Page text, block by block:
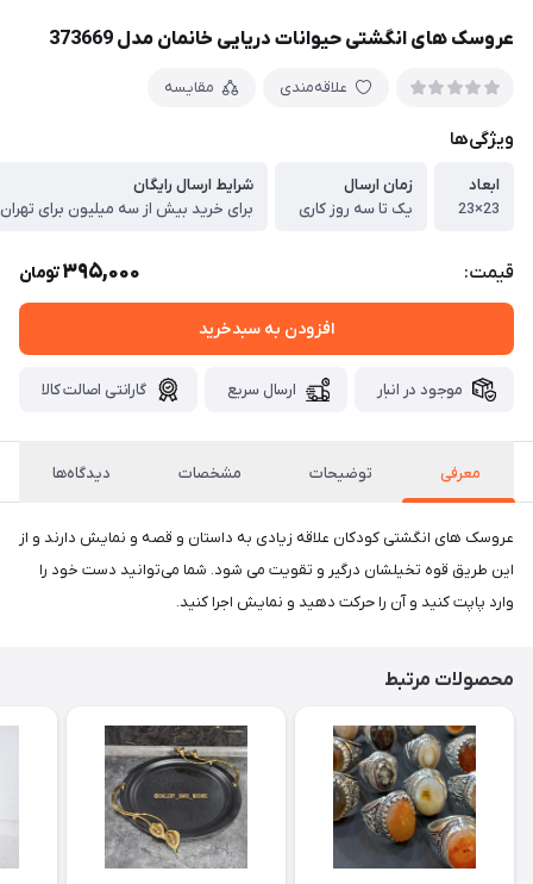
عروسک های انگشتی حیوانات دریایی خانمان مدل 373669
علاقه‌مندی مقایسه
ویژگی‌ها
ابعاد
23×23
زمان ارسال
یک تا سه روز کاری
شرایط ارسال رایگان
برای خرید بیش از سه میلیون برای تهران
قیمت: 395,000تومان
افزودن به سبدخرید
موجود در انبار ارسال سریع گارانتی اصالت کالا
معرفی توضیحات مشخصات دیدگاه‌ها
عروسک های انگشتی کودکان علاقه زیادی به داستان و قصه و نمایش دارند و از
این طریق قوه تخیلشان درگیر و تقویت می شود. شما می‌توانید دست خود را
وارد پاپت کنید و آن را حرکت دهید و نمایش اجرا کنید.
محصولات مرتبط